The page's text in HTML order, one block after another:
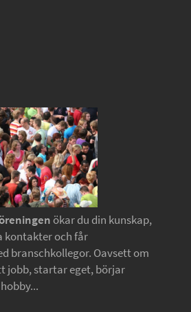
ökar du din kunskap,
kontakter och får
branschkollegor. Oavsett om
jobb, startar eget, börjar